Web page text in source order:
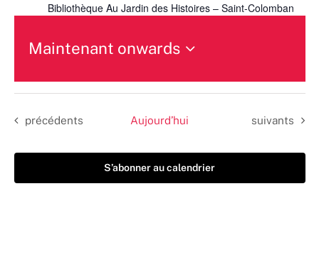
Bibliothèque Au Jardin des Histoires – Saint-Colomban
Maintenant onwards
une
date.
Évènements
précédents Aujourd’hui Évènements
suivants
S’abonner au calendrier